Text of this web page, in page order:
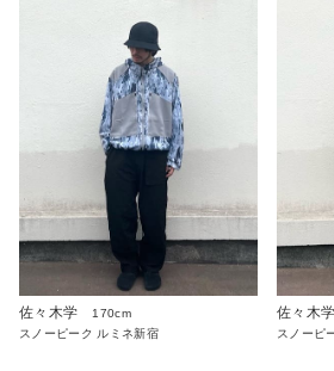
佐々木学
170cm
スノーピーク ルミネ新宿
佐々木学
スノーピ